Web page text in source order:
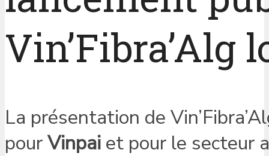
Vin’Fibra’Alg
La présentation de
pourVinpai et pour le secteur